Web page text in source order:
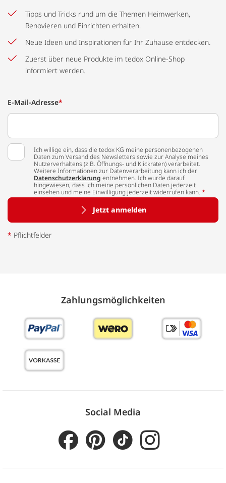
Tipps und Tricks rund um die Themen Heimwerken,
Renovieren und Einrichten erhalten.
Neue Ideen und Inspirationen für Ihr Zuhause entdecken.
Zuerst über neue Produkte im tedox Online-Shop
informiert werden.
E-Mail-Adresse*
Ich willige ein, dass die tedox KG meine personenbezogenen
Daten zum Versand des Newsletters sowie zur Analyse meines
Nutzerverhaltens (z.B. Öffnungs- und Klickraten) verarbeitet.
Weitere Informationen zur Datenverarbeitung kann ich der
Datenschutzerklärung entnehmen. Ich wurde darauf
hingewiesen, dass ich meine persönlichen Daten jederzeit
einsehen und meine Einwilligung jederzeit widerrufen kann. *
Jetzt anmelden
* Pflichtfelder
Zahlungs­möglich­keiten
Social Media